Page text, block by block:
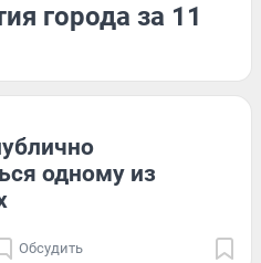
города за 11
одному из
Обсудить